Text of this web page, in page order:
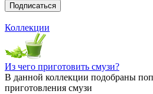
Коллекции
Из чего приготовить смузи?
В данной коллекции подобраны
приготовления смузи